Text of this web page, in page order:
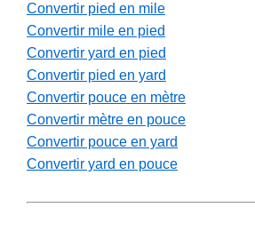
Convertir pied en mile
Convertir mile en pied
Convertir yard en pied
Convertir pied en yard
Convertir pouce en mètre
Convertir mètre en pouce
Convertir pouce en yard
Convertir yard en pouce